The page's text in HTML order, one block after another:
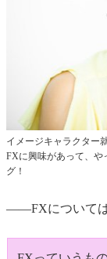
イメージキャラクター
FXに興味があって、や
グ！
――FXについては